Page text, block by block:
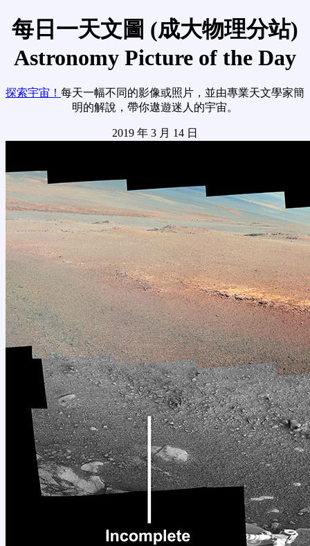
每日一天文圖 (成大物理分站)
Astronomy Picture of the Day
探索宇宙！ 每天一幅不同的影像或照片，並由專業天文學家簡
明的解說，帶你遨遊迷人的宇宙。
2019 年 3 月 14 日